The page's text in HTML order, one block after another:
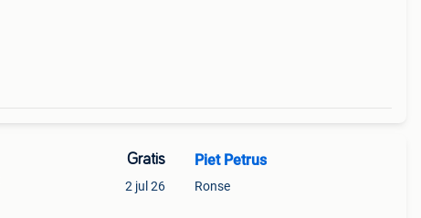
Gratis
2 jul 26
Piet Petrus
Ronse